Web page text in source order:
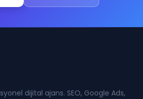
dijital ajans. SEO, Google Ads,